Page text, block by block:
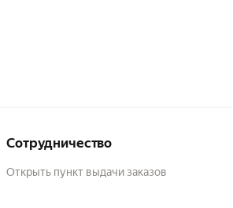
Сотрудничество
Открыть пункт выдачи заказов